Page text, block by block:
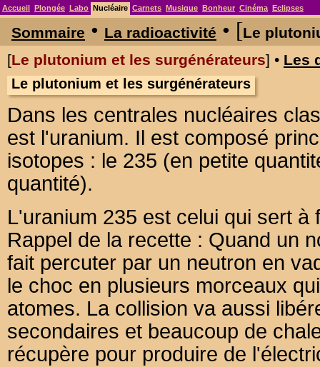
Accueil Plongée Labo Nucléaire Carnets Musique Bonheur Cinéma Eclipses
Sommaire • La radioactivité • [Le
[Le plutonium et les surgénérateurs] • Les
Le plutonium et les surgénérateurs
Dans les centrales nucléaires
est l'uranium. Il est composé
isotopes : le 235 (en petite
quantité).
L'uranium 235 est celui qui sert à
Rappel de la recette : Quand un
fait percuter par un neutron en
le choc en plusieurs morceaux
atomes. La collision va aussi
secondaires et beaucoup de
récupère pour produire de